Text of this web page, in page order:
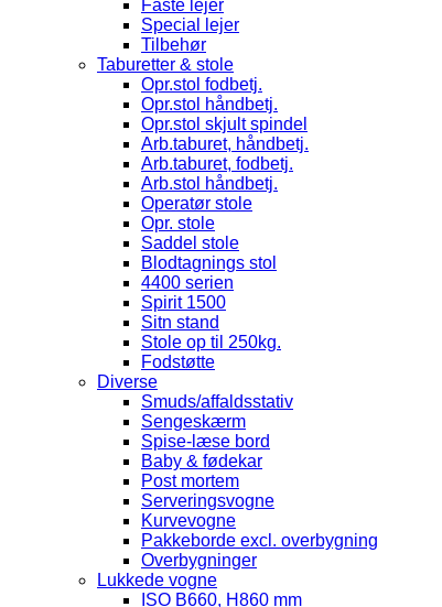
Faste lejer
Special lejer
Tilbehør
Taburetter & stole
Opr.stol fodbetj.
Opr.stol håndbetj.
Opr.stol skjult spindel
Arb.taburet, håndbetj.
Arb.taburet, fodbetj.
Arb.stol håndbetj.
Operatør stole
Opr. stole
Saddel stole
Blodtagnings stol
4400 serien
Spirit 1500
Sitn stand
Stole op til 250kg.
Fodstøtte
Diverse
Smuds/affaldsstativ
Sengeskærm
Spise-læse bord
Baby & fødekar
Post mortem
Serveringsvogne
Kurvevogne
Pakkeborde excl. overbygning
Overbygninger
Lukkede vogne
ISO B660, H860 mm